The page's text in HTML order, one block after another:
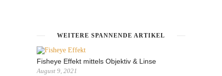
WEITERE SPANNENDE ARTIKEL
Fisheye Effekt mittels Objektiv & Linse
August 9, 2021